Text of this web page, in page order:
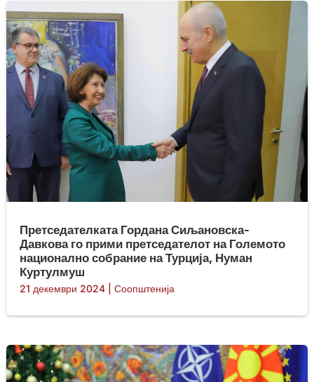
Претседателката Гордана Сиљановска-
Давкова го прими претседателот на Големото
национално собрание на Турција, Нуман
Куртулмуш
21 декември 2024| Соопштенија